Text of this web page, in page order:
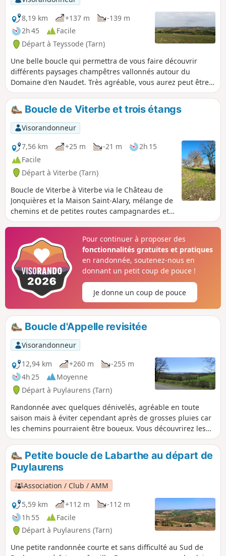
8,19 km
+137 m
-139 m
2h 45
Facile
Départ à Teyssode (Tarn)
Une belle boucle qui permettra de vous faire découvrir
différents paysages champêtres vallonnés autour du
Domaine d'en Naudet. Très agréable, vous aurez peut être
la chance d'apercevoir une biche.
Boucle de Viterbe et trois étangs
Visorandonneur
7,56 km
+25 m -21 m
2h 15
Facile
Départ à Viterbe (Tarn)
Boucle de Viterbe à Viterbe via le Château de
Jonquières et la Maison Saint-Alary, mélange de
chemins et de petites routes campagnardes et
quelques points de vue, la centrale hydraulique
Pour continuer à proposer des
fonctionnalités gratuites et pratiques
en randonnée, soutenez-nous en
donnant un petit coup de pouce !
Je donne un coup de pouce
Boucle d'Appelle revisitée
Visorandonneur
12,94 km
+260 m
-255 m
4h 25
Moyenne
Départ à Puylaurens (Tarn)
Randonnée avec quelques dénivelés, agréable en toute
saison mais à éviter cependant après de grosses pluies car
les chemins pourraient être boueux. Vous découvrirez les
charmantes collines qui encerclent le hameau d'Appelle
que domine Puylaurens. Plusieurs passages s'effectuent sur
route mais il s'agit de toutes petites routes avec très peu de
circulation et de belles vues.
Petite boucle de Labarthe au départ de
Puylaurens
Association / Club / AMM
5,59 km
+112 m
-112 m
1h 55
Facile
Départ à Puylaurens (Tarn)
Une petite randonnée courte et sans difficulté au Sud de